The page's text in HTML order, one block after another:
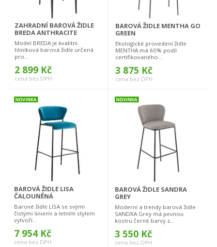
ZAHRADNÍ BAROVÁ ŽIDLE
BREDA ANTHRACITE
Model BREDA je kvalitní
hliníková barová židle určená
pro...
2 899 Kč
cena bez DPH
BAROVÁ ŽIDLE MENTHA GO
GREEN
Ekologické provedení židle
MENTHA má 60% podíl
certifikovaného...
3 875 Kč
cena bez DPH
BAROVÁ ŽIDLE LISA
ČALOUNĚNÁ
Barové židle LISA se svými
čistými liniemi a letním stylem
vytvoří...
7 954 Kč
cena bez DPH
BAROVÁ ŽIDLE SANDRA
GREY
Moderní a trendy barová židle
SANDRA Grey má pevnou
kostru černé barvy z...
3 550 Kč
cena bez DPH